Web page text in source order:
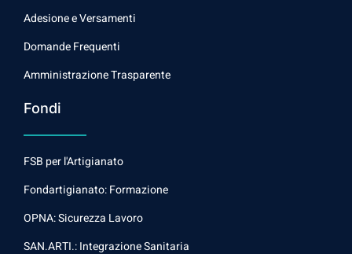
Adesione e Versamenti
Domande Frequenti
Amministrazione Trasparente
Fondi
FSB per l'Artigianato
Fondartigianato: Formazione
OPNA: Sicurezza Lavoro
SAN.ARTI.: Integrazione Sanitaria